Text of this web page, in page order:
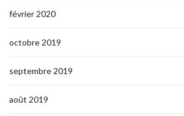
février 2020
octobre 2019
septembre 2019
août 2019